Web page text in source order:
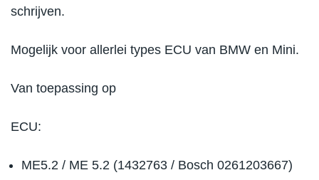
schrijven.
Mogelijk voor allerlei types ECU van BMW en Mini.
Van toepassing op
ECU:
ME5.2 / ME 5.2 (1432763 / Bosch 0261203667)